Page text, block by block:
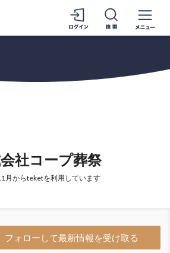
社コープ葬祭
月からteketを利用しています
フォロワー
フォローして最新情報を受け取る